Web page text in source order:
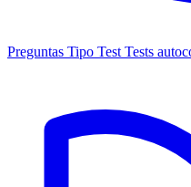
Preguntas Tipo Test Tests